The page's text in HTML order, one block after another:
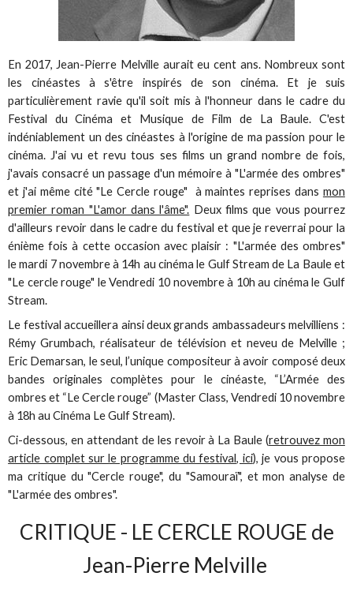
En 2017, Jean-Pierre Melville aurait eu cent ans. Nombreux sont
les cinéastes à s'être inspirés de son cinéma. Et je suis
particulièrement ravie qu'il soit mis à l'honneur dans le cadre du
Festival du Cinéma et Musique de Film de La Baule. C'est
indéniablement un des cinéastes à l'origine de ma passion pour le
cinéma. J'ai vu et revu tous ses films un grand nombre de fois,
j'avais consacré un passage d'un mémoire à "L'armée des ombres"
et j'ai même cité "Le Cercle rouge" à maintes reprises dans mon
premier roman "L'amor dans l'âme". Deux films que vous pourrez
d'ailleurs revoir dans le cadre du festival et que je reverrai pour la
énième fois à cette occasion avec plaisir : "L'armée des ombres"
le mardi 7 novembre à 14h au cinéma le Gulf Stream de La Baule et
"Le cercle rouge" le Vendredi 10 novembre à 10h au cinéma le Gulf
Stream.
Le festival accueillera ainsi deux grands ambassadeurs melvilliens :
Rémy Grumbach, réalisateur de télévision et neveu de Melville ;
Eric Demarsan, le seul, l’unique compositeur à avoir composé deux
bandes originales complètes pour le cinéaste, “L’Armée des
ombres et “Le Cercle rouge” (Master Class, Vendredi 10 novembre
à 18h au Cinéma Le Gulf Stream).
Ci-dessous, en attendant de les revoir à La Baule (retrouvez mon
article complet sur le programme du festival, ici), je vous propose
ma critique du "Cercle rouge", du "Samouraï", et mon analyse de
"L'armée des ombres".
CRITIQUE - LE CERCLE ROUGE de
Jean-Pierre Melville